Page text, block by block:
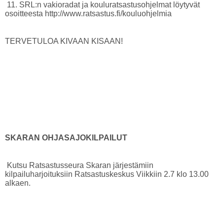
11. SRL:n vakioradat ja kouluratsastusohjelmat löytyvät
osoitteesta http://www.ratsastus.fi/kouluohjelmia
TERVETULOA KIVAAN KISAAN!
SKARAN OHJASAJOKILPAILUT
Kutsu Ratsastusseura Skaran järjestämiin
kilpailuharjoituksiin Ratsastuskeskus Viikkiin 2.7 klo 13.00
alkaen.